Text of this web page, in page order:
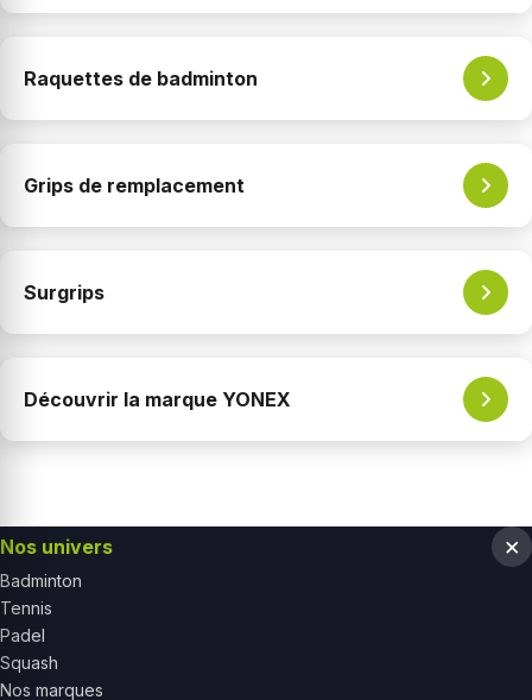
Raquettes de badminton
Grips de remplacement
Surgrips
Découvrir la marque YONEX
Nos univers
Badminton
Tennis
Padel
Squash
Nos marques